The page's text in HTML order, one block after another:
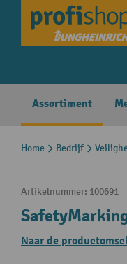
Skip to main
Assortiment
Home Bedrijf
Artikelnummer: 100691
Naar de